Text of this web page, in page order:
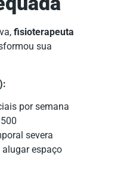
fisioterapeuta
sua
por semana
severa
espaço